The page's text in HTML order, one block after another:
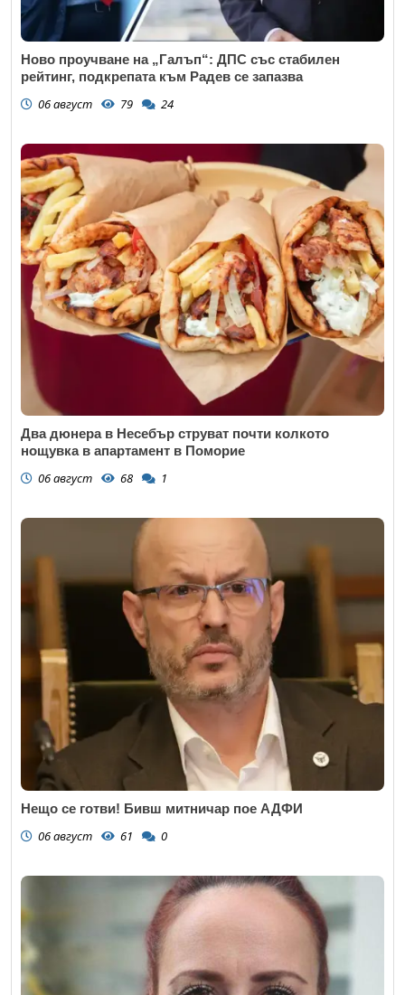
Ново проучване на „Галъп“: ДПС със стабилен
рейтинг, подкрепата към Радев се запазва
06 август 79 24
Два дюнера в Несебър струват почти колкото
нощувка в апартамент в Поморие
06 август 68 1
Нещо се готви! Бивш митничар пое АДФИ
06 август 61 0